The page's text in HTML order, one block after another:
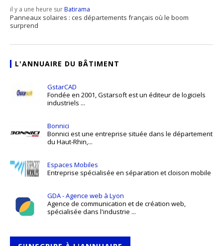
il y a une heure surBatirama
Panneaux solaires : ces départements français où le boom
surprend
L'ANNUAIRE DU BÂTIMENT
GstarCAD
Fondée en 2001, Gstarsoft est un éditeur de logiciels
industriels ...
Bonnici
Bonnici est une entreprise située dans le département
du Haut-Rhin,...
Espaces Mobiles
Entreprise spécialisée en séparation et cloison mobile
GDA - Agence web à Lyon
Agence de communication et de création web,
spécialisée dans l'industrie ...